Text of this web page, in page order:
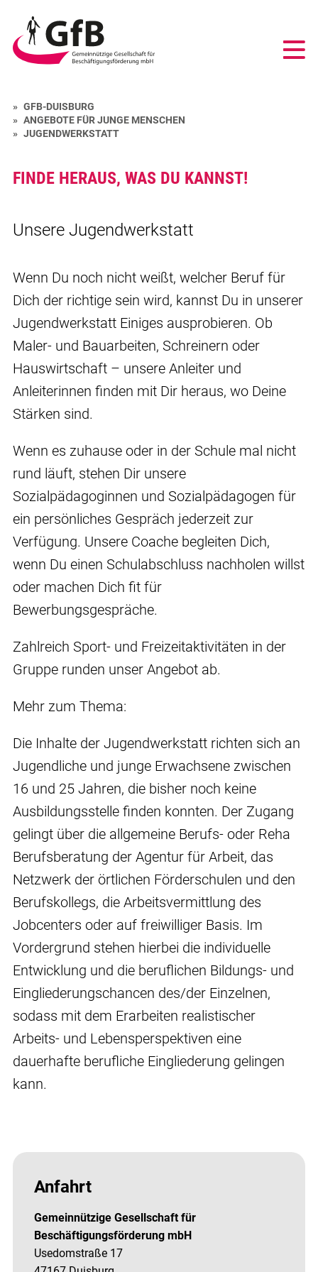
Gemeinnützige
mbH
GFB-DUISBURG
ANGEBOTE FÜR JUNGE MENSCHEN
JUGENDWERKSTATT
FINDE HERAUS, WAS DU KANNST!
Unsere Jugendwerkstatt
Wenn Du noch nicht weißt, welcher Beruf für
Dich der richtige sein wird, kannst Du in unserer
Jugendwerkstatt Einiges ausprobieren. Ob
Maler- und Bauarbeiten, Schreinern oder
Hauswirtschaft – unsere Anleiter und
Anleiterinnen finden mit Dir heraus, wo Deine
Stärken sind.
Wenn es zuhause oder in der Schule mal nicht
rund läuft, stehen Dir unsere
Sozialpädagoginnen und Sozialpädagogen für
ein persönliches Gespräch jederzeit zur
Verfügung. Unsere Coache begleiten Dich,
wenn Du einen Schulabschluss nachholen willst
oder machen Dich fit für
Bewerbungsgespräche.
Zahlreich Sport- und Freizeitaktivitäten in der
Gruppe runden unser Angebot ab.
Mehr zum Thema:
Die Inhalte der Jugendwerkstatt richten sich an
Jugendliche und junge Erwachsene zwischen
16 und 25 Jahren, die bisher noch keine
Ausbildungsstelle finden konnten. Der Zugang
gelingt über die allgemeine Berufs- oder Reha
Berufsberatung der Agentur für Arbeit, das
Netzwerk der örtlichen Förderschulen und den
Berufskollegs, die Arbeitsvermittlung des
Jobcenters oder auf freiwilliger Basis. Im
Vordergrund stehen hierbei die individuelle
Entwicklung und die beruflichen Bildungs- und
Eingliederungschancen des/der Einzelnen,
sodass mit dem Erarbeiten realistischer
Arbeits- und Lebensperspektiven eine
dauerhafte berufliche Eingliederung gelingen
kann.
Anfahrt
Gemeinnützige Gesellschaft für
Beschäftigungsförderung mbH
Usedomstraße 17